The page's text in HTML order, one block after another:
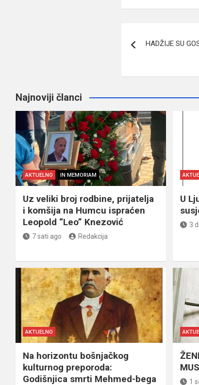
članaka
HADŽIJE SU
Najnoviji članci
AKTUELNO IN MEMORIAM
Uz veliki broj rodbine, prijatelja
i komšija na Humcu ispraćen
Leopold “Leo” Knezović
7 sati ago Redakcija
U
3
AKTUELNO
Na horizontu bošnjačkog
kulturnog preporoda:
Godišnjica smrti Mehmed-bega
1